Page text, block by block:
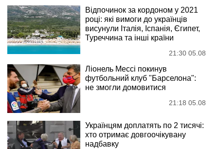
Відпочинок за кордоном у 2021
році: які вимоги до українців
висунули Італія, Іспанія, Єгипет,
Туреччина та інші країни
21:30 05.08
Ліонель Мессі покинув
футбольний клуб "Барселона":
не змогли домовитися
21:18 05.08
Українцям доплатять по 2 тисячі:
хто отримає довгоочікувану
надбавку